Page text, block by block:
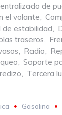
de
el volante,
de estabilidad,
traseros,
, Radio,
, Soporte
, Tercera
Gasolina